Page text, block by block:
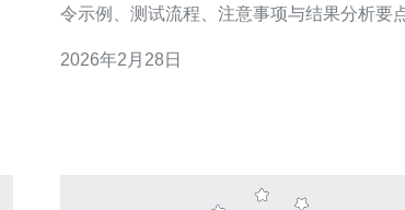
令示例、测试流程、注意事项与结果分析要
身的资源限制。 多少带宽能满足常见业务场景？ 不同业务
2026年2月28日